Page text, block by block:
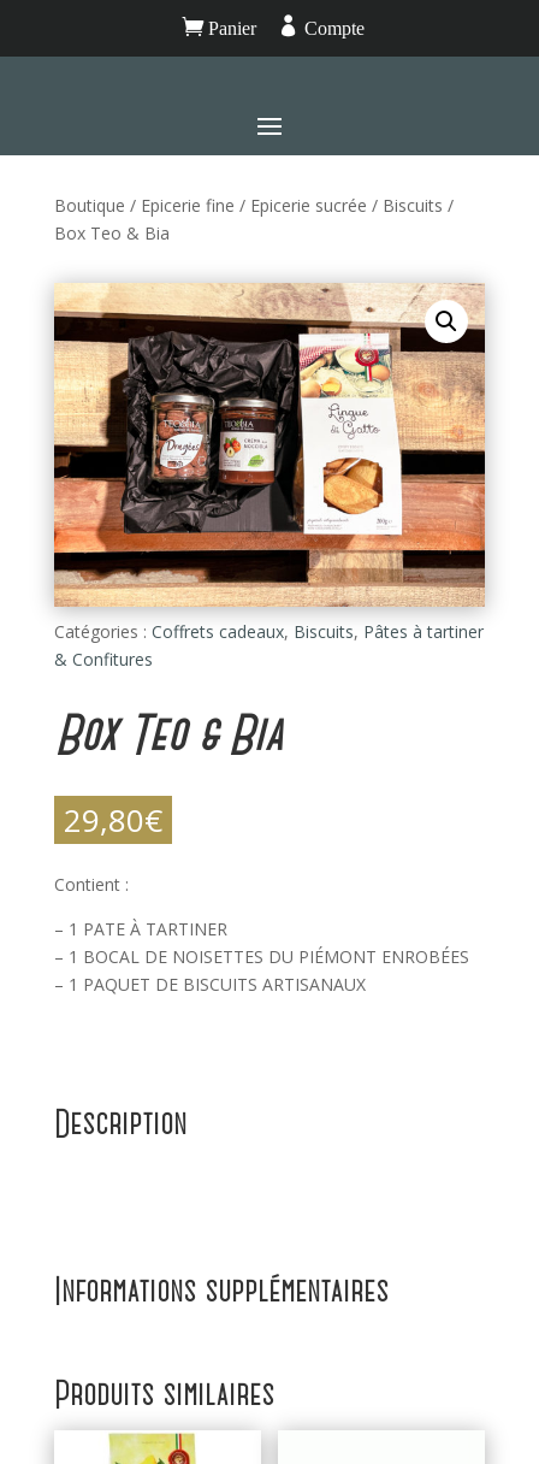
Panier  Compte
Boutique / Epicerie fine / Epicerie sucrée / Biscuits /
Box Teo & Bia
Catégories : Coffrets cadeaux, Biscuits, Pâtes à tartiner
& Confitures
Box Teo & Bia
29,80€
Contient :
– 1 PATE À TARTINER
– 1 BOCAL DE NOISETTES DU PIÉMONT ENROBÉES
– 1 PAQUET DE BISCUITS ARTISANAUX
Description
Informations supplémentaires
Produits similaires